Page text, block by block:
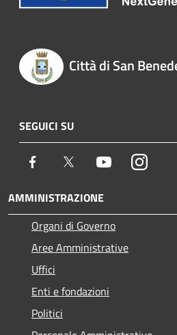
Città di San
SEGUICI SU
Facebook Twitter Youtube
AMMINISTRAZIONE
Organi di Governo
Aree Amministrative
Uffici
Enti e fondazioni
Politici